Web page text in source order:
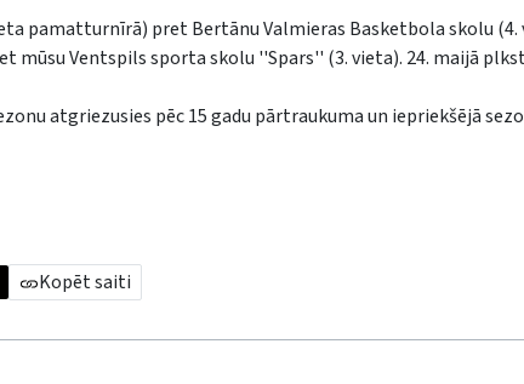
pamatturnīrā) pret Bertānu Valmieras Basketbola skolu
mūsu Ventspils sporta skolu ''Spars'' (3. vieta). 24. maijā
atgriezusies pēc 15 gadu pārtraukuma un iepriekšējā
Kopēt saiti